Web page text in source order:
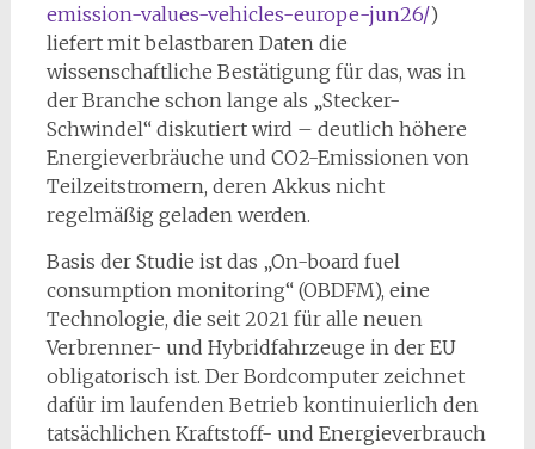
emission-values-vehicles-europe-jun26/)
liefert mit belastbaren Daten die
wissenschaftliche Bestätigung für das, was in
der Branche schon lange als „Stecker-
Schwindel“ diskutiert wird – deutlich höhere
Energieverbräuche und CO2-Emissionen von
Teilzeitstromern, deren Akkus nicht
regelmäßig geladen werden.
Basis der Studie ist das „On-board fuel
consumption monitoring“ (OBDFM), eine
Technologie, die seit 2021 für alle neuen
Verbrenner- und Hybridfahrzeuge in der EU
obligatorisch ist. Der Bordcomputer zeichnet
dafür im laufenden Betrieb kontinuierlich den
tatsächlichen Kraftstoff- und Energieverbrauch